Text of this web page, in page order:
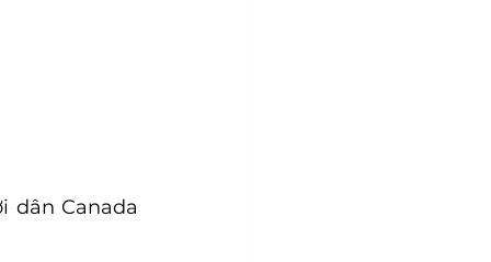
dân Canada